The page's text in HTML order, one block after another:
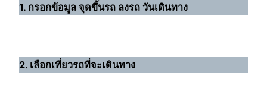
1. กรอกข้อมูล จุดขึ้นรถ ลงรถ วันเดินทาง
2. เลือกเที่ยวรถที่จะเดินทาง